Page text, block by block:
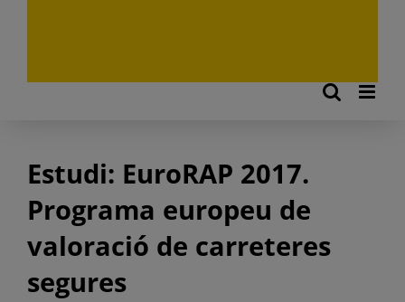
Estudi: EuroRAP 2017.
Programa europeu de
valoració de carreteres
segures